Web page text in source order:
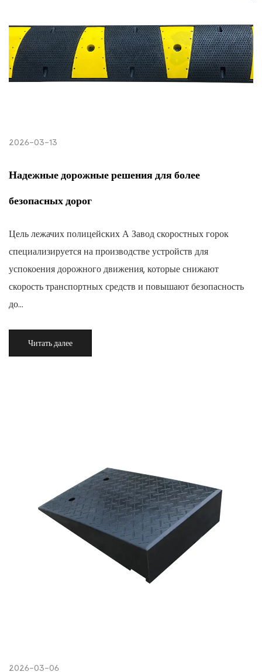
2026-03-13
Надежные дорожные решения для более
безопасных дорог
Цель лежачих полицейских А Завод скоростных горок
специализируется на производстве устройств для
успокоения дорожного движения, которые снижают
скорость транспортных средств и повышают безопасность
до...
Читать далее
2026-03-06